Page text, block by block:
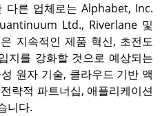
다른 업체로는 Alphabet, Inc.
Ltd., Riverlane 및
지속적인 제품 혁신, 초전도
지를 강화할 것으로 예상되는
원자 기술, 클라우드 기반 액
략적 파트너십, 애플리케이션
니다.